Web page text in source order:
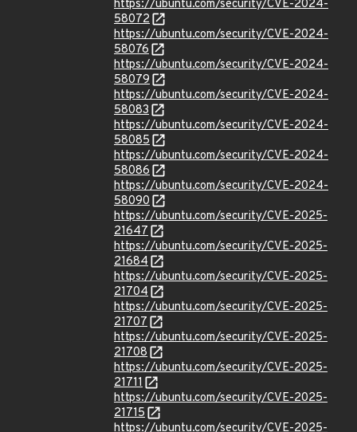
https://ubuntu.com/security/CVE-2024-
58072
https://ubuntu.com/security/CVE-2024-
58076
https://ubuntu.com/security/CVE-2024-
58079
https://ubuntu.com/security/CVE-2024-
58083
https://ubuntu.com/security/CVE-2024-
58085
https://ubuntu.com/security/CVE-2024-
58086
https://ubuntu.com/security/CVE-2024-
58090
https://ubuntu.com/security/CVE-2025-
21647
https://ubuntu.com/security/CVE-2025-
21684
https://ubuntu.com/security/CVE-2025-
21704
https://ubuntu.com/security/CVE-2025-
21707
https://ubuntu.com/security/CVE-2025-
21708
https://ubuntu.com/security/CVE-2025-
21711
https://ubuntu.com/security/CVE-2025-
21715
https://ubuntu.com/security/CVE-2025-